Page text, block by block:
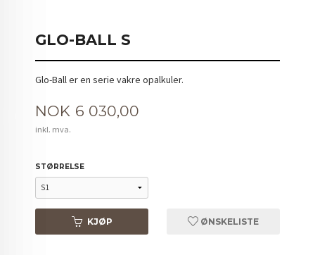
GLO-BALL S
Glo-Ball er en serie vakre opalkuler.
Pris
NOK 6 030,00
inkl. mva.
STØRRELSE
KJØP ØNSKELISTE